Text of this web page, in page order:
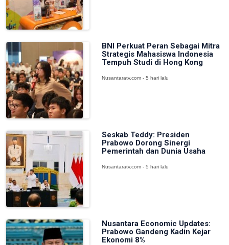
BNI Perkuat Peran Sebagai Mitra
Strategis Mahasiswa Indonesia
Tempuh Studi di Hong Kong
Nusantaratv.com - 5 hari lalu
Seskab Teddy: Presiden
Prabowo Dorong Sinergi
Pemerintah dan Dunia Usaha
Nusantaratv.com - 5 hari lalu
Nusantara Economic Updates:
Prabowo Gandeng Kadin Kejar
Ekonomi 8%